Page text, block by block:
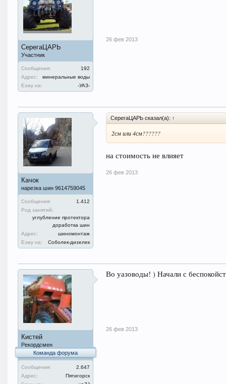
СерегаЦАРЬ
Участник
Сообщения:
192
Адрес:
минеральные воды
Езжу на:
-УАЗ-
26 фев 2013
Качок
нарезка шин 9614759045
Сообщения:
1.412
Род занятий:
углубление протектора
доработка шин
Адрес:
шиномонтаж
Езжу на:
Соболек-дизелек
СерегаЦАРЬ сказал(а): ↑
2см или 4см??????
на стоимость не влияет
26 фев 2013
Кистей
Рекордсмен
Команда форума
Сообщения:
2.647
Адрес:
Пятигорск
Во уазоводы! ) Начали с
26 фев 2013